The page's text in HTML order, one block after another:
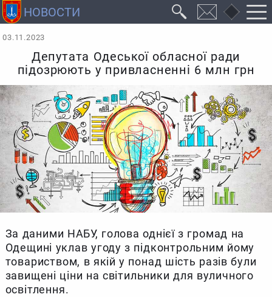
03.11.2023
Депутата Одеської обласної ради
підозрюють у привласненні 6 млн грн
За даними НАБУ, голова однієї з громад на
Одещині уклав угоду з підконтрольним йому
товариством, в якій у понад шість разів були
завищені ціни на світильники для вуличного
освітлення.